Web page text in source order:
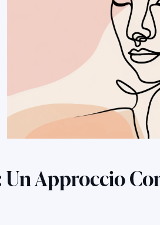
Approccio